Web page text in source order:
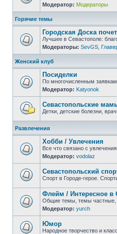
Нет
непрочитанных
сообщений
Модератор: Модераторы
Горячие темы
Нет
непрочитанных
сообщений
Городская Доска
Лучшее в Севастополе:
Модераторы: SevGS
Женский клуб
Нет
непрочитанных
сообщений
Посиделки
По многочисленным заявкам
Модератор: Katyonok
непрочитанных
сообщений
Севастопольские
Детки, детские болезни,
Развлечения
Нет
непрочитанных
сообщений
Хобби / Увлечения
Все что связано с
Модератор: vodolaz
непрочитанных
сообщений
Севастопольский
Спорт в Городе-герое.
Нет
непрочитанных
сообщений
Флейм / Интересное в
Общие темы, темы частные,
Модератор: yurch
Юмор
Народное творчество и